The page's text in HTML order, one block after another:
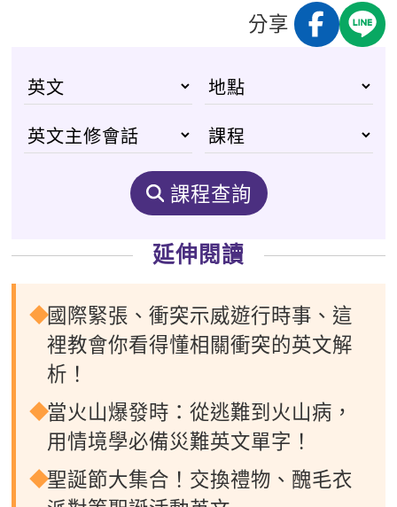
分享
課程查詢
延伸閱讀
國際緊張、衝突示威遊行時事、這
裡教會你看得懂相關衝突的英文解
析！
當火山爆發時：從逃難到火山病，
用情境學必備災難英文單字！
聖誕節大集合！交換禮物、醜毛衣